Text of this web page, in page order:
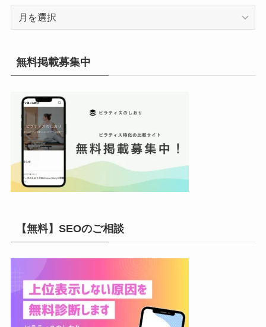
イ
ブ
無料掲載募集中
【無料】SEOのご相談